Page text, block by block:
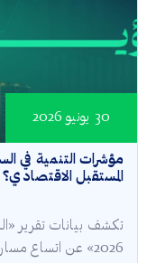
مؤشرات التنمية في
المستقبل الاقتصادي؟
30 يونيو 2026
تكشف بيانات تقرير
2026» عن اتساع